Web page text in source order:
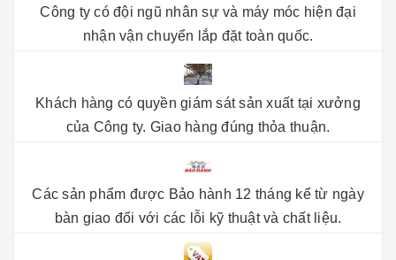
Công ty có đội ngũ nhân sự và máy móc hiện đại
nhận vận chuyển lắp đặt toàn quốc.
Khách hàng có quyền giám sát sản xuất tại xưởng
của Công ty. Giao hàng đúng thỏa thuận.
Các sản phẩm được Bảo hành 12 tháng kể từ ngày
bàn giao đối với các lỗi kỹ thuật và chất liệu.